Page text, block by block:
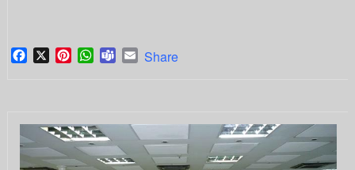
Facebook
X PinterestWhatsApp
TeamsEmail
Share